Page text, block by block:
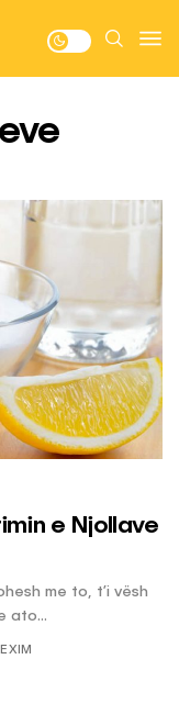
e Njollave
me to, t’i vësh
ato...